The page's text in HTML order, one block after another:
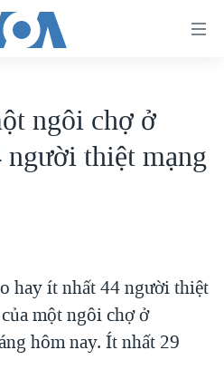
ngôi chợ ở
thiệt mạng
hay ít nhất 44 người thiệt
một ngôi chợ ở
hôm nay. Ít nhất 29